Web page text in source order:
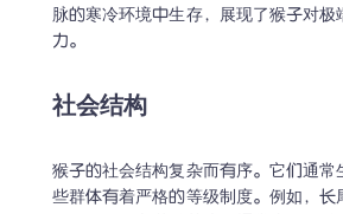
脉的寒冷环境中生存，展现了猴子对极
力。
社会结构
猴子的社会结构复杂而有序。它们通常
些群体有着严格的等级制度。例如，